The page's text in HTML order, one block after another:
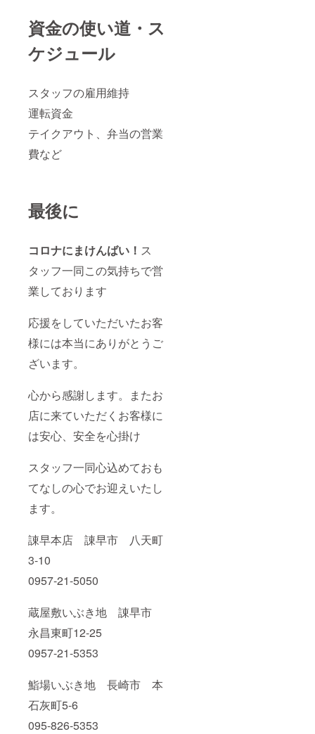
資金の使い道・ス
ケジュール
スタッフの雇用維持
運転資金
テイクアウト、弁当の営業
費など
最後に
コロナにまけんばい！ ス
タッフ一同この気持ちで営
業しております
応援をしていただいたお客
様には本当にありがとうご
ざいます。
心から感謝します。またお
店に来ていただくお客様に
は安心、安全を心掛け
スタッフ一同心込めておも
てなしの心でお迎えいたし
ます。
諌早本店 諌早市 八天町
3-10
0957-21-5050
蔵屋敷いぶき地 諌早市
永昌東町12-25
0957-21-5353
鮨場いぶき地 長崎市 本
石灰町5-6
095-826-5353